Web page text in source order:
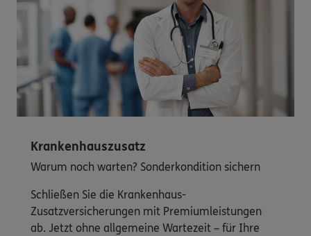
Krankenhauszusatz
Warum noch warten? Sonderkondition sichern
Schließen Sie die Krankenhaus-
Zusatzversicherungen mit Premiumleistungen
ab. Jetzt ohne allgemeine Wartezeit – für Ihre